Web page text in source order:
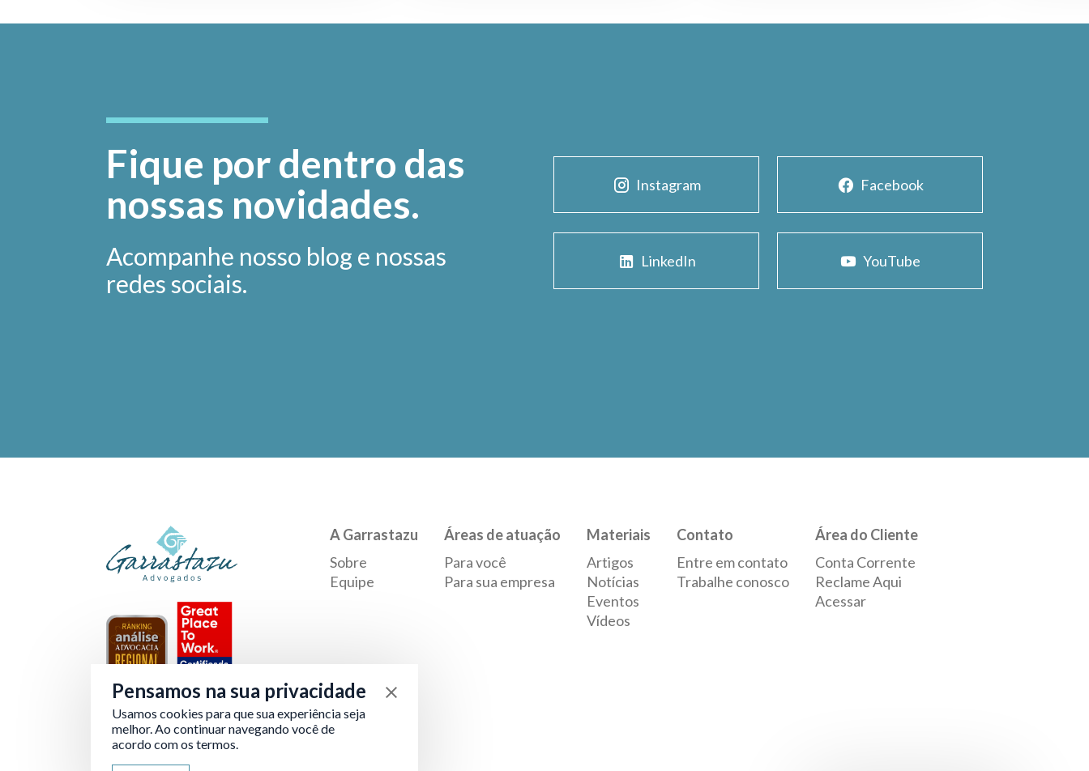
Fique por dentro das
nossas novidades.
Acompanhe nosso blog e nossas
redes sociais.
Instagram Facebook
LinkedIn YouTube
Verificada por
A Garrastazu
Sobre
Equipe
Áreas de atuação
Para você
Para sua empresa
Materiais
Artigos
Notícias
Eventos
Vídeos
Contato
Entre em contato
Trabalhe conosco
Área do Cliente
Conta Corrente
Reclame Aqui
Acessar
Pensamos na sua privacidade
Usamos cookies para que sua experiência seja
melhor. Ao continuar navegando você de
acordo com os termos.